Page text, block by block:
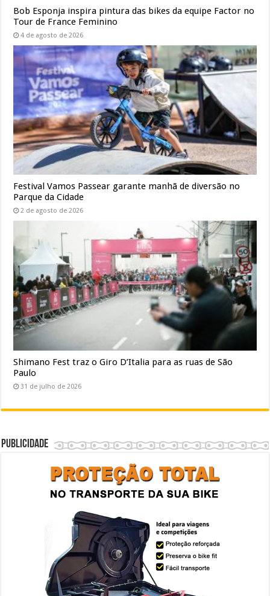
Bob Esponja inspira pintura das bikes da equipe Factor no
Tour de France Feminino
4 de agosto de 2026
Festival Vamos Passear garante manhã de diversão no
Parque da Cidade
2 de agosto de 2026
Shimano Fest traz o Giro D’Italia para as ruas de São
Paulo
31 de julho de 2026
Publicidade